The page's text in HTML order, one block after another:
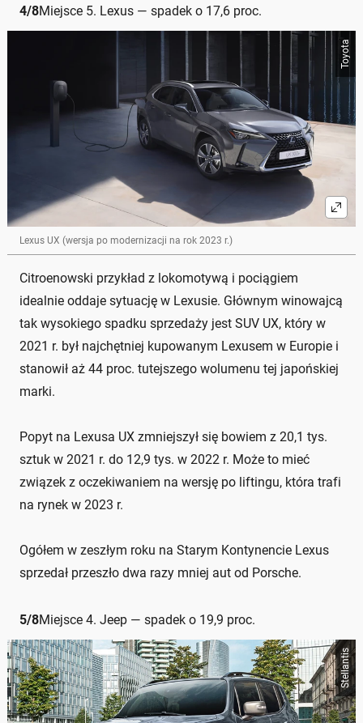
4/8Miejsce 5. Lexus — spadek o 17,6 proc.
Toyota
Lexus UX (wersja po modernizacji na rok 2023 r.)
Citroenowski przykład z lokomotywą i pociągiem
idealnie oddaje sytuację w Lexusie. Głównym winowajcą
tak wysokiego spadku sprzedaży jest SUV UX, który w
2021 r. był najchętniej kupowanym Lexusem w Europie i
stanowił aż 44 proc. tutejszego wolumenu tej japońskiej
marki.
Popyt na Lexusa UX zmniejszył się bowiem z 20,1 tys.
sztuk w 2021 r. do 12,9 tys. w 2022 r. Może to mieć
związek z oczekiwaniem na wersję po liftingu, która trafi
na rynek w 2023 r.
Ogółem w zeszłym roku na Starym Kontynencie Lexus
sprzedał przeszło dwa razy mniej aut od Porsche.
5/8Miejsce 4. Jeep — spadek o 19,9 proc.
Stellantis